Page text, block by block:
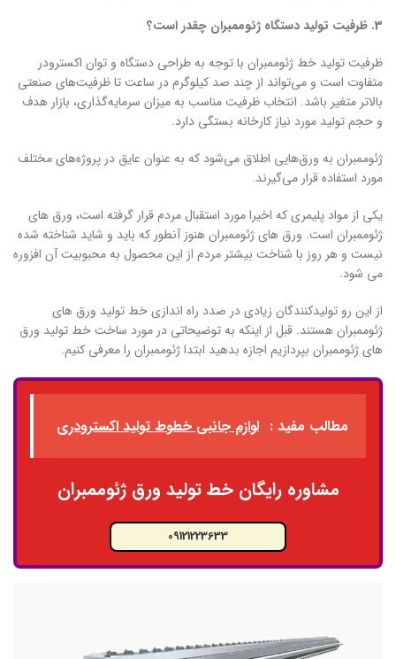
3. ظرفیت تولید دستگاه ژئوممبران چقدر است؟
ظرفیت تولید خط ژئوممبران با توجه به طراحی دستگاه و توان اکسترودر
متفاوت است و می‌تواند از چند صد کیلوگرم در ساعت تا ظرفیت‌های صنعتی
بالاتر متغیر باشد. انتخاب ظرفیت مناسب به میزان سرمایه‌گذاری، بازار هدف
و حجم تولید مورد نیاز کارخانه بستگی دارد.
ژئوممبران به ورق‌هایی اطلاق می‌شود که به عنوان عایق در پروژه‌های مختلف
مورد استفاده قرار می‌گیرند.
یکی از مواد پلیمری که اخیرا مورد استقبال مردم قرار گرفته است، ورق های
ژئوممبران است. ورق های ژئوممبران هنوز آنطور که باید و شاید شناخته شده
نیست و هر روز با شناخت بیشتر مردم از این محصول به محبوبیت آن افزوره
می شود.
از این رو تولیدکنندگان زیادی در صدد راه اندازی خط تولید ورق های
ژئوممبران هستند. قبل از اینکه به توضیحاتی در مورد ساخت خط تولید ورق
های ژئوممبران بپردازیم اجازه بدهید ابتدا ژئوممبران را معرفی کنیم.
مطالب مفید : لوازم جانبی خطوط تولید اکسترودری
مشاوره رایگان خط تولید ورق ژئوممبران
09121223633